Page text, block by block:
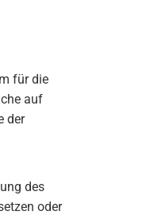
für die
auf
der
des
oder